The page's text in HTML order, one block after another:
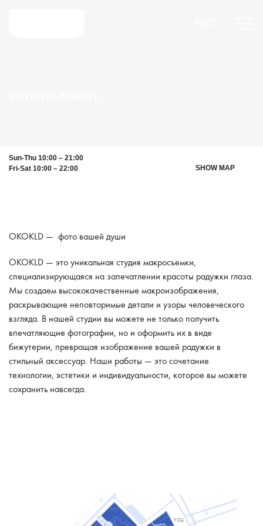
Sun-Thu 10:00 – 21:00
Fri-Sat 10:00 – 22:00
SHOW MAP
OKOKLD — фото вашей души
OKOKLD — это уникальная студия макросъемки,
специализирующаяся на запечатлении красоты радужки глаза.
Мы создаем высококачественные макроизображения,
раскрывающие неповторимые детали и узоры человеческого
взгляда. В нашей студии вы можете не только получить
впечатляющие фотографии, но и оформить их в виде
бижутерии, превращая изображение вашей радужки в
стильный аксессуар. Наши работы — это сочетание
технологии, эстетики и индивидуальности, которое вы можете
сохранить навсегда.